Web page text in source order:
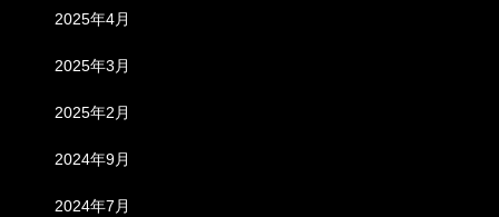
2025年4月
2025年3月
2025年2月
2024年9月
2024年7月